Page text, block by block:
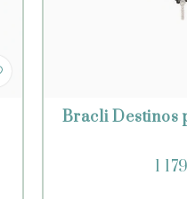
Bracli Destinos
1